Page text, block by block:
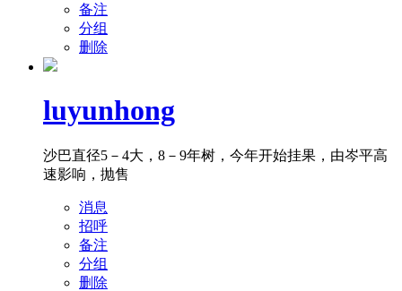
备注
分组
删除
luyunhong
沙巴直径5－4大，8－9年树，今年开始挂果，由岑平高
速影响，抛售
消息
招呼
备注
分组
删除